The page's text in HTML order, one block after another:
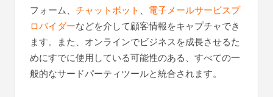
フォーム、 チャットボット 、 電子メールサービスプ
ロバイダーなどを介して顧客情報をキャプチャでき
ます。また、オンラインでビジネスを成長させるた
めにすでに使用している可能性のある、すべての一
般的なサードパーティツールと統合されます。